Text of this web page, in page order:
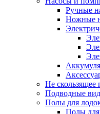
Ручные
Ножные
Не скользящее
Подводные
Полы для
Полы для